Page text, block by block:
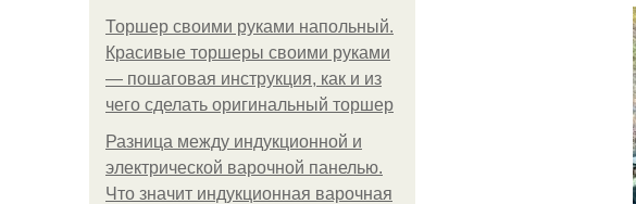
Торшер своими руками напольный.
Красивые торшеры своими руками
— пошаговая инструкция, как и из
чего сделать оригинальный торшер
Разница между индукционной и
электрической варочной панелью.
Что значит индукционная варочная
Пластиковые грядки